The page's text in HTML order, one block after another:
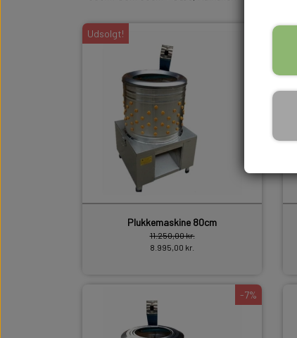
Udsolgt!
Plukkemaskine 80cm
11.250,00 kr.
8.995,00 kr.
-7%